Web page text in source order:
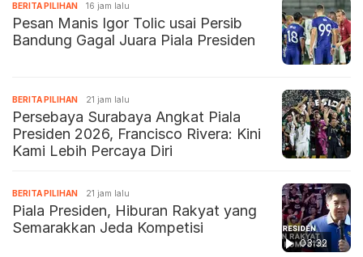
BERITA PILIHAN 16 jam lalu
Pesan Manis Igor Tolic usai Persib
Bandung Gagal Juara Piala Presiden
BERITA PILIHAN 21 jam lalu
Persebaya Surabaya Angkat Piala
Presiden 2026, Francisco Rivera: Kini
Kami Lebih Percaya Diri
03:32
BERITA PILIHAN 21 jam lalu
Piala Presiden, Hiburan Rakyat yang
Semarakkan Jeda Kompetisi